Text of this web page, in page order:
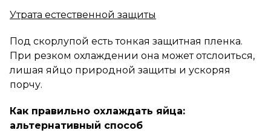
Утрата естественной защиты
Под скорлупой есть тонкая защитная пленка.
При резком охлаждении она может отслоиться,
лишая яйцо природной защиты и ускоряя
порчу.
Как правильно охлаждать яйца:
альтернативный способ